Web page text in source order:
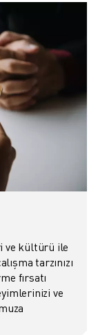
ve kültürü ile
tarzınızı
fırsatı
ve